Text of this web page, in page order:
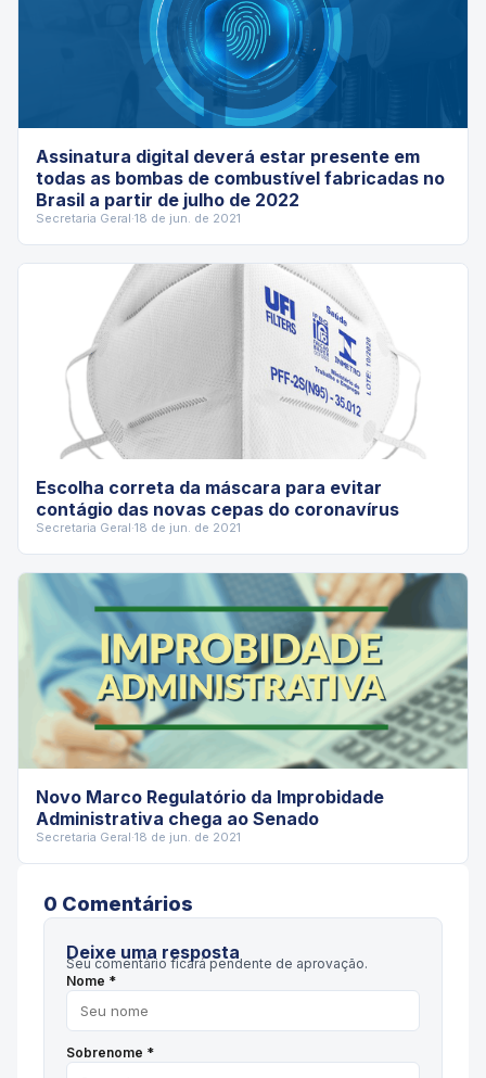
Assinatura digital deverá estar presente em
todas as bombas de combustível fabricadas no
Brasil a partir de julho de 2022
Secretaria Geral·18 de jun. de 2021
Escolha correta da máscara para evitar
contágio das novas cepas do coronavírus
Secretaria Geral·18 de jun. de 2021
Novo Marco Regulatório da Improbidade
Administrativa chega ao Senado
Secretaria Geral·18 de jun. de 2021
0 Comentários
Deixe uma resposta
Seu comentário ficará pendente de aprovação.
Nome *
Sobrenome *